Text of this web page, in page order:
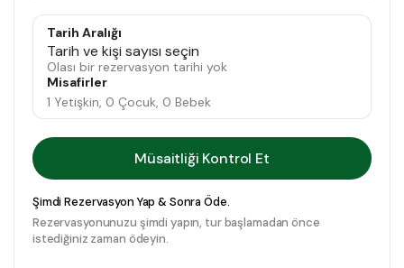
Tarih Aralığı
Tarih ve kişi sayısı seçin
Olası bir rezervasyon tarihi yok
Misafirler
1 Yetişkin, 0 Çocuk, 0 Bebek
Müsaitliği Kontrol Et
Şimdi Rezervasyon Yap & Sonra Öde.
Rezervasyonunuzu şimdi yapın, tur başlamadan önce
istediğiniz zaman ödeyin.